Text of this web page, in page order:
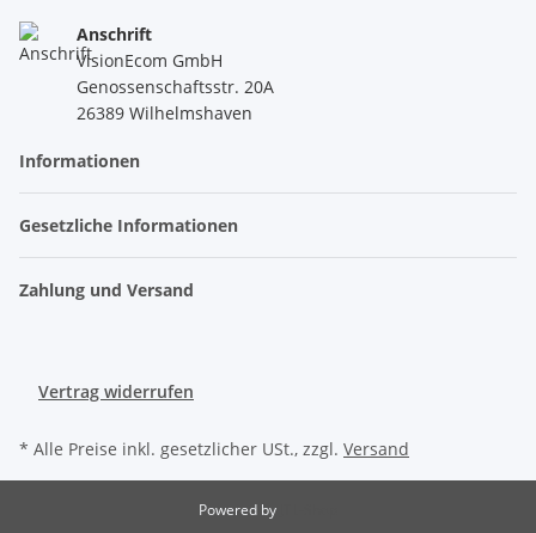
Anschrift
VisionEcom GmbH
Genossenschaftsstr. 20A
26389 Wilhelmshaven
Informationen
Gesetzliche Informationen
Zahlung und Versand
Vertrag widerrufen
* Alle Preise inkl. gesetzlicher USt., zzgl. Versand
Powered by